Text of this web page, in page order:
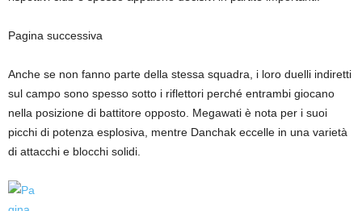
Pagina successiva
Anche se non fanno parte della stessa squadra, i loro duelli indiretti
sul campo sono spesso sotto i riflettori perché entrambi giocano
nella posizione di battitore opposto. Megawati è nota per i suoi
picchi di potenza esplosiva, mentre Danchak eccelle in una varietà
di attacchi e blocchi solidi.